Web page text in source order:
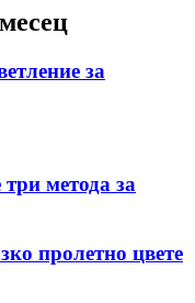
за
метода за
пролетно цвете